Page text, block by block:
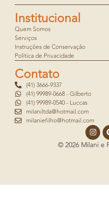
Institucional
Quem Somos
Serviços
Instruções de Conservação
Política de Privacidade
Contato
(41) 3666-9337
(41) 99989-0668 - Gilberto
(41) 99989-0540 - Luccas
milaniltda@hotmail.com
milaniefilho@hotmail.com
© 2026 Milani e